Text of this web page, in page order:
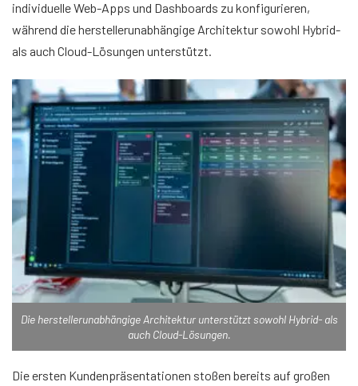
individuelle Web-Apps und Dashboards zu konfigurieren,
während die herstellerunabhängige Architektur sowohl Hybrid-
als auch Cloud-Lösungen unterstützt.
Die herstellerunabhängige Architektur unterstützt sowohl Hybrid- als
auch Cloud-Lösungen.
Die ersten Kundenpräsentationen stoßen bereits auf großen